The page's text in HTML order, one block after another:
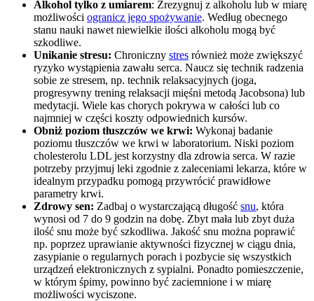
Alkohol tylko z umiarem: Zrezygnuj z alkoholu lub w miarę
możliwości ogranicz jego spożywanie. Według obecnego
stanu nauki nawet niewielkie ilości alkoholu mogą być
szkodliwe.
Unikanie stresu: Chroniczny stres również może zwiększyć
ryzyko wystąpienia zawału serca. Naucz się technik radzenia
sobie ze stresem, np. technik relaksacyjnych (joga,
progresywny trening relaksacji mięśni metodą Jacobsona) lub
medytacji. Wiele kas chorych pokrywa w całości lub co
najmniej w części koszty odpowiednich kursów.
Obniż poziom tłuszczów we krwi: Wykonaj badanie
poziomu tłuszczów we krwi w laboratorium. Niski poziom
cholesterolu LDL jest korzystny dla zdrowia serca. W razie
potrzeby przyjmuj leki zgodnie z zaleceniami lekarza, które w
idealnym przypadku pomogą przywrócić prawidłowe
parametry krwi.
Zdrowy sen: Zadbaj o wystarczającą długość snu, która
wynosi od 7 do 9 godzin na dobę. Zbyt mała lub zbyt duża
ilość snu może być szkodliwa. Jakość snu można poprawić
np. poprzez uprawianie aktywności fizycznej w ciągu dnia,
zasypianie o regularnych porach i pozbycie się wszystkich
urządzeń elektronicznych z sypialni. Ponadto pomieszczenie,
w którym śpimy, powinno być zaciemnione i w miarę
możliwości wyciszone.